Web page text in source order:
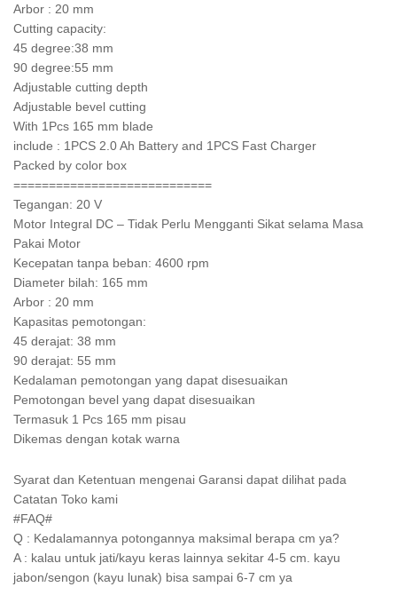
Arbor : 20 mm
Cutting capacity:
45 degree:38 mm
90 degree:55 mm
Adjustable cutting depth
Adjustable bevel cutting
With 1Pcs 165 mm blade
include : 1PCS 2.0 Ah Battery and 1PCS Fast Charger
Packed by color box
============================
Tegangan: 20 V
Motor Integral DC – Tidak Perlu Mengganti Sikat selama Masa
Pakai Motor
Kecepatan tanpa beban: 4600 rpm
Diameter bilah: 165 mm
Arbor : 20 mm
Kapasitas pemotongan:
45 derajat: 38 mm
90 derajat: 55 mm
Kedalaman pemotongan yang dapat disesuaikan
Pemotongan bevel yang dapat disesuaikan
Termasuk 1 Pcs 165 mm pisau
Dikemas dengan kotak warna
Syarat dan Ketentuan mengenai Garansi dapat dilihat pada
Catatan Toko kami
#FAQ#
Q : Kedalamannya potongannya maksimal berapa cm ya?
A : kalau untuk jati/kayu keras lainnya sekitar 4-5 cm. kayu
jabon/sengon (kayu lunak) bisa sampai 6-7 cm ya